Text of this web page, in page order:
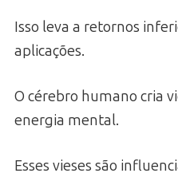
Isso leva a retornos
aplicações.
O cérebro humano cria
energia mental.
Esses vieses são